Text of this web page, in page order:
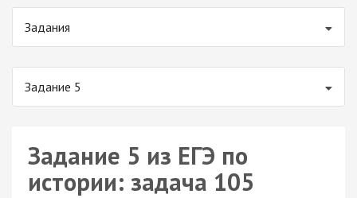
Задания
Задание 5
Задание 5 из ЕГЭ по
истории: задача 105